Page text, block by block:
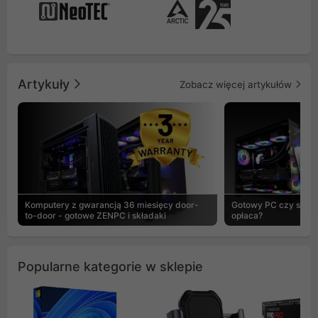
Artykuły Zobacz więcej artykułów
Komputery z gwarancją 36 miesięcy door-
to-door - gotowe ZENPC i składaki
Gotowy PC czy
opłaca?
Popularne kategorie w sklepie